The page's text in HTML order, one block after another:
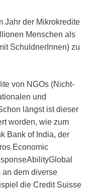
Jahr der Mikrokredite
Menschen als
SchuldnerInnen) zu
von NGOs (Nicht-
und
längst ist dieser
worden, wie zum
Bank of India, der
Economic
an dem diverse
die Credit Suisse